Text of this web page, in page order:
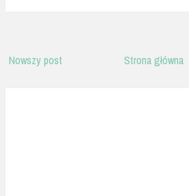
Nowszy post Strona główna